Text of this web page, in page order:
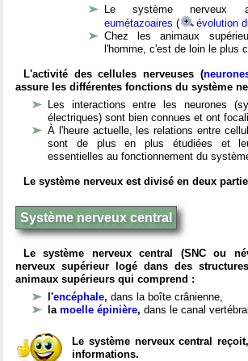
Le système nerveux
eumétazoaires ( évolution
Chez les animaux
l'homme, c'est de loin le plus
L'activité des cellules nerveuses (
assure les différentes fonctions du système
Les interactions entre les neurones
électriques) sont bien connues et ont
À l'heure actuelle, les relations entre
sont de plus en plus étudiées et
essentielles au fonctionnement du
Le système nerveux est divisé en deux
Système nerveux central
Le système nerveux central (SNC ou
nerveux supérieur logé dans des
animaux supérieurs qui comprend :
l'encéphale, dans la boîte crânienne,
la moelle épinière, dans le canal
Le système nerveux central
informations.